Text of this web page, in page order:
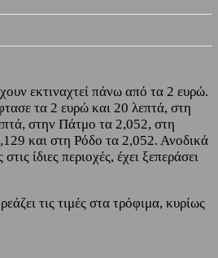
εκτιναχτεί πάνω από τα 2 ευρώ.
τα 2 ευρώ και 20 λεπτά, στη
στην Πάτμο τα 2,052, στη
και στη Ρόδο τα 2,052. Ανοδικά
ίδιες περιοχές, έχει ξεπεράσει
τις τιμές στα τρόφιμα, κυρίως